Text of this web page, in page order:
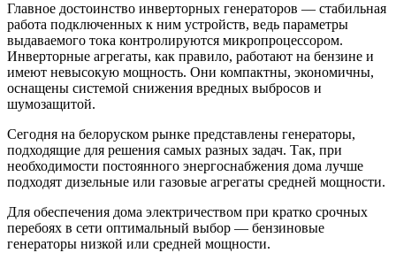
Главное достоинство инверторных генераторов — стабильная
работа подключенных к ним устройств, ведь параметры
выдаваемого тока контролируются микропроцессором.
Инверторные агрегаты, как правило, работают на бензине и
имеют невысокую мощность. Они компактны, экономичны,
оснащены системой снижения вредных выбросов и
шумозащитой.
Сегодня на белоруском рынке представлены генераторы,
подходящие для решения самых разных задач. Так, при
необходимости постоянного энергоснабжения дома лучше
подходят дизельные или газовые агрегаты средней мощности.
Для обеспечения дома электричеством при кратко срочных
перебоях в сети оптимальный выбор — бензиновые
генераторы низкой или средней мощности.